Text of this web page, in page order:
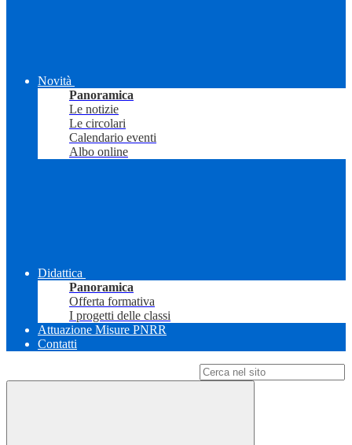
Novità
Panoramica
Le notizie
Le circolari
Calendario eventi
Albo online
Didattica
Panoramica
Offerta formativa
I progetti delle classi
Attuazione Misure PNRR
Contatti